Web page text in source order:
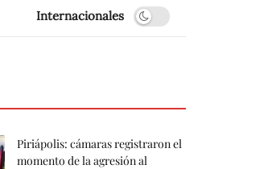
Internacionales
Piriápolis: cámaras registraron el
momento de la agresión al